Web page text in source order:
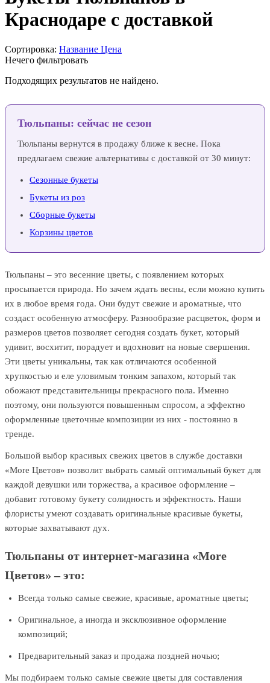
Краснодаре с доставкой
Сортировка: Название Цена
Нечего фильтровать
Подходящих результатов не найдено.
Тюльпаны: сейчас не сезон
Тюльпаны вернутся в продажу ближе к весне. Пока
предлагаем свежие альтернативы с доставкой от 30 минут:
Сезонные букеты
Букеты из роз
Сборные букеты
Корзины цветов
Тюльпаны – это весенние цветы, с появлением которых
просыпается природа. Но зачем ждать весны, если можно купить
их в любое время года. Они будут свежие и ароматные, что
создаст особенную атмосферу. Разнообразие расцветок, форм и
размеров цветов позволяет сегодня создать букет, который
удивит, восхитит, порадует и вдохновит на новые свершения.
Эти цветы уникальны, так как отличаются особенной
хрупкостью и еле уловимым тонким запахом, который так
обожают представительницы прекрасного пола. Именно
поэтому, они пользуются повышенным спросом, а эффектно
оформленные цветочные композиции из них - постоянно в
тренде.
Большой выбор красивых свежих цветов в службе доставки
«More Цветов» позволит выбрать самый оптимальный букет для
каждой девушки или торжества, а красивое оформление –
добавит готовому букету солидность и эффектность. Наши
флористы умеют создавать оригинальные красивые букеты,
которые захватывают дух.
Тюльпаны от интернет-магазина «More
Цветов» – это:
Всегда только самые свежие, красивые, ароматные цветы;
Оригинальное, а иногда и эксклюзивное оформление
композиций;
Предварительный заказ и продажа поздней ночью;
Мы подбираем только самые свежие цветы для составления